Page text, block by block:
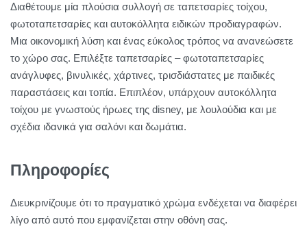
Διαθέτουμε μία πλούσια συλλογή σε ταπετσαρίες τοίχου,
φωτοταπετσαρίες και αυτοκόλλητα ειδικών προδιαγραφών.
Μια οικονομική λύση και ένας εύκολος τρόπος να ανανεώσετε
το χώρο σας. Επιλέξτε ταπετσαρίες – φωτοταπετσαρίες
ανάγλυφες, βινυλικές, χάρτινες, τρισδιάστατες με παιδικές
παραστάσεις και τοπία. Επιπλέον, υπάρχουν αυτοκόλλητα
τοίχου με γνωστούς ήρωες της disney, με λουλούδια και με
σχέδια ιδανικά για σαλόνι και δωμάτια.
Πληροφορίες
Διευκρινίζουμε ότι το πραγματικό χρώμα ενδέχεται να διαφέρει
λίγο από αυτό που εμφανίζεται στην οθόνη σας.